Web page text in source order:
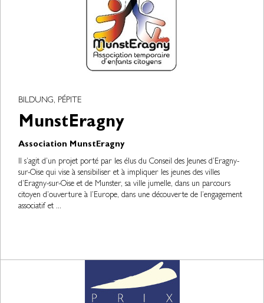
BILDUNG, PÉPITE
MunstEragny
Association MunstEragny
Il s’agit d’un projet porté par les élus du Conseil des Jeunes d’Eragny-
sur-Oise qui vise à sensibiliser et à impliquer les jeunes des villes
d’Eragny-sur-Oise et de Munster, sa ville jumelle, dans un parcours
citoyen d’ouverture à l’Europe, dans une découverte de l’engagement
associatif et ...